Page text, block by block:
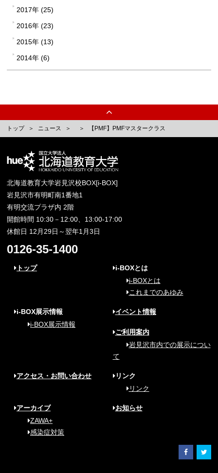
2017年 (25)
2016年 (23)
2015年 (13)
2014年 (6)
トップ ニュース 【PMF】PMFマスタークラス
北海道教育大学岩見沢校BOX[i-BOX]
岩見沢市有明町南1番地1
有明交流プラザ内 2階
開館時間 10:30－12:00、13:00-17:00
休館日 12月29日～翌年1月3日
0126-35-1400
トップ
i-BOXとは
i-BOXとは
これまでのあゆみ
i-BOX展示情報
i-BOX展示情報
イベント情報
ご利用案内
岩見沢市内での展示につい
て
アクセス・お問い合わせ
リンク
リンク
アーカイブ
ZAWA+
感染症対策
お知らせ